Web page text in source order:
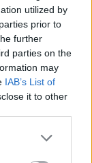
utilized by
prior to
further
parties on the
may
IAB’s List of
it to other
μπούμε
σε
ο
σημαντική
στον